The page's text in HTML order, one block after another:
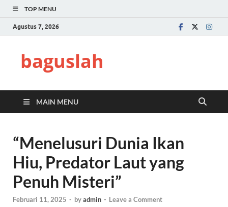
TOP MENU
Agustus 7, 2026
baguslah
MAIN MENU
“Menelusuri Dunia Ikan
Hiu, Predator Laut yang
Penuh Misteri”
Februari 11, 2025 - byadmin - Leave a Comment